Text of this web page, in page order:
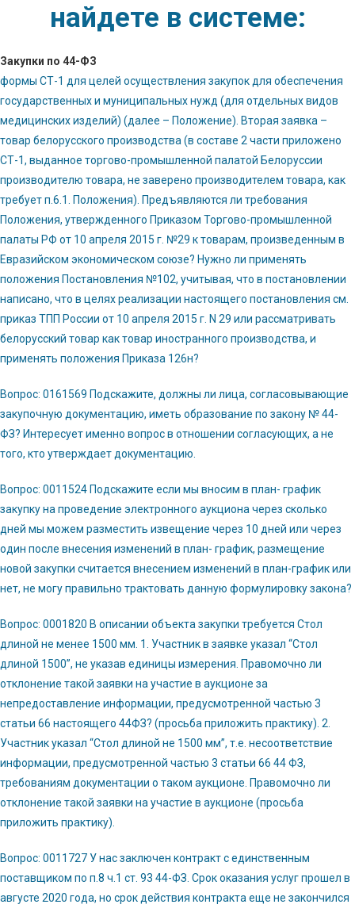
найдете в системе:
Закупки по 44-ФЗ
формы СТ-1 для целей осуществления закупок для обеспечения
государственных и муниципальных нужд (для отдельных видов
медицинских изделий) (далее – Положение). Вторая заявка –
товар белорусского производства (в составе 2 части приложено
СТ-1, выданное торгово-промышленной палатой Белоруссии
производителю товара, не заверено производителем товара, как
требует п.6.1. Положения). Предъявляются ли требования
Положения, утвержденного Приказом Торгово-промышленной
палаты РФ от 10 апреля 2015 г. №29 к товарам, произведенным в
Евразийском экономическом союзе? Нужно ли применять
положения Постановления №102, учитывая, что в постановлении
написано, что в целях реализации настоящего постановления см.
приказ ТПП России от 10 апреля 2015 г. N 29 или рассматривать
белорусский товар как товар иностранного производства, и
применять положения Приказа 126н?
Вопрос: 0161569 Подскажите, должны ли лица, согласовывающие
закупочную документацию, иметь образование по закону № 44-
ФЗ? Интересует именно вопрос в отношении согласующих, а не
того, кто утверждает документацию.
Вопрос: 0011524 Подскажите если мы вносим в план- график
закупку на проведение электронного аукциона через сколько
дней мы можем разместить извещение через 10 дней или через
один после внесения изменений в план- график, размещение
новой закупки считается внесением изменений в план-график или
нет, не могу правильно трактовать данную формулировку закона?
Вопрос: 0001820 В описании объекта закупки требуется Стол
длиной не менее 1500 мм. 1. Участник в заявке указал “Стол
длиной 1500”, не указав единицы измерения. Правомочно ли
отклонение такой заявки на участие в аукционе за
непредоставление информации, предусмотренной частью 3
статьи 66 настоящего 44ФЗ? (просьба приложить практику). 2.
Участник указал “Стол длиной не 1500 мм”, т.е. несоответствие
информации, предусмотренной частью 3 статьи 66 44 ФЗ,
требованиям документации о таком аукционе. Правомочно ли
отклонение такой заявки на участие в аукционе (просьба
приложить практику).
Вопрос: 0011727 У нас заключен контракт с единственным
поставщиком по п.8 ч.1 ст. 93 44-ФЗ. Срок оказания услуг прошел в
августе 2020 года, но срок действия контракта еще не закончился